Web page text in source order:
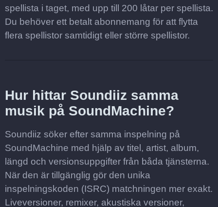
spellista i taget, med upp till 200 låtar per spellista.
Du behöver ett betalt abonnemang för att flytta
flera spellistor samtidigt eller större spellistor.
Hur hittar Soundiiz samma
musik på SoundMachine?
Soundiiz söker efter samma inspelning på
SoundMachine med hjälp av titel, artist, album,
längd och versionsuppgifter från båda tjänsterna.
När den är tillgänglig gör den unika
inspelningskoden (ISRC) matchningen mer exakt.
Liveversioner, remixer, akustiska versioner,